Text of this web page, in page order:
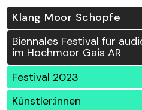
Klang Moor Schopfe
Biennales Festival für
im Hochmoor Gais AR
Festival 2023
Künstler:innen